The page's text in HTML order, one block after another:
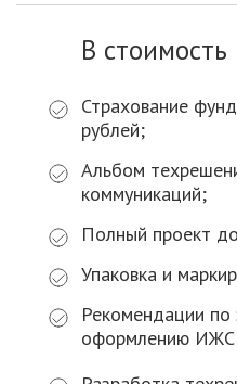
В стоимость
Страхование
рублей;
Альбом
коммуникаций;
Полный проект
Упаковка и
Рекомендации по
оформлению